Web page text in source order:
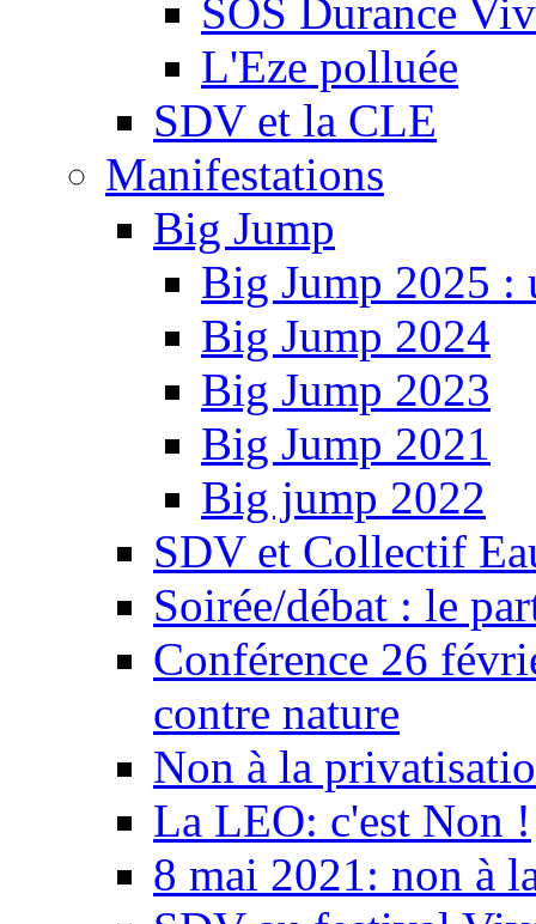
SOS Durance
L'Eze polluée
SDV et la CLE
Manifestations
Big Jump
Big Jump 2025 :
Big Jump 2024
Big Jump 2023
Big Jump 2021
Big jump 2022
SDV et Collectif
Soirée/débat : le
Conférence 26
contre nature
Non à la
La LEO: c'est Non !
8 mai 2021: non à